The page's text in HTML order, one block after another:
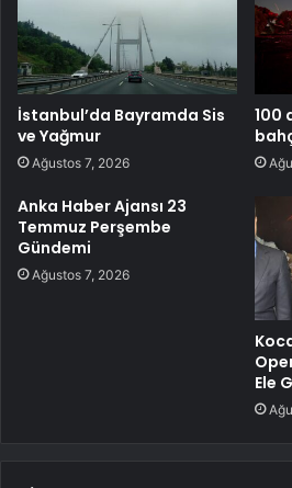
İstanbul’da Bayramda Sis
ve Yağmur
Ağustos 7, 2026
100
Anka Haber Ajansı 23
Temmuz Perşembe
Gündemi
Ağustos 7, 2026
Ele